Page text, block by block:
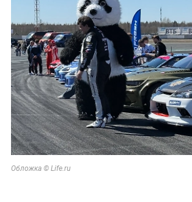
Обложка © Life.ru